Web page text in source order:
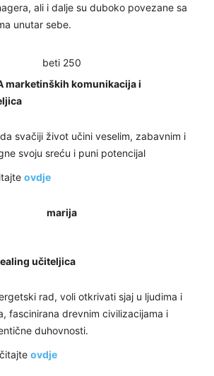
ali i dalje su duboko povezane sa
unutar sebe.
marketinških komunikacija i
svačiji život učini veselim, zabavnim i
svoju sreću i puni potencijal
ovdje
učiteljica
rad, voli otkrivati sjaj u ljudima i
fascinirana drevnim civilizacijama i
duhovnosti.
ovdje